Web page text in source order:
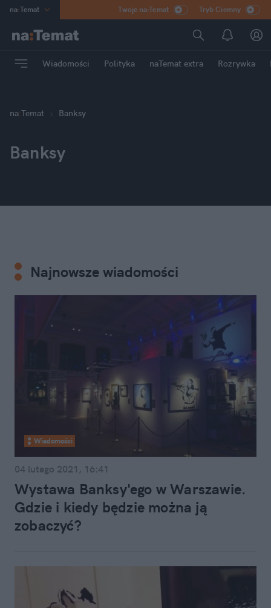
na:Temat
Poland
mama
Rozrywka
Twoje na:Temat Tryb Ciemny
Wiadomości Polityka naTemat extra Rozrywka
na:Temat Banksy
Banksy
Najnowsze wiadomości
Wiadomości
04 lutego 2021, 16:41
Wystawa Banksy'ego w Warszawie.
Gdzie i kiedy będzie można ją
zobaczyć?